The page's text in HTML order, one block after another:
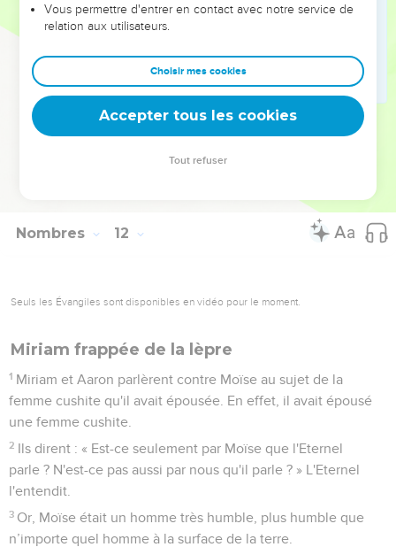
La viande était encore entre leurs dents et n’avait même
pas encore été mâchée lorsque la colère de l'Eternel
s'enflamma contre le peuple. L'Eternel frappa le peuple d'un
très grand fléau.
On appela cet endroit Kibroth-Hattaava parce qu'on y
enterra les membres du peuple qui avaient éprouvé de la
Nombres 12
Seuls les Évangiles sont disponibles en vidéo pour le moment.
Miriam frappée de la lèpre
1 Miriam et Aaron parlèrent contre Moïse au sujet de la
femme cushite qu'il avait épousée. En effet, il avait épousé
une femme cushite.
2 Ils dirent : « Est-ce seulement par Moïse que l'Eternel
parle ? N'est-ce pas aussi par nous qu'il parle ? » L'Eternel
l'entendit.
3 Or, Moïse était un homme très humble, plus humble que
n’importe quel homme à la surface de la terre.
Vous permettre d'entrer en contact avec notre service de
relation aux utilisateurs.
Choisir mes cookies
Accepter tous les cookies
Tout refuser